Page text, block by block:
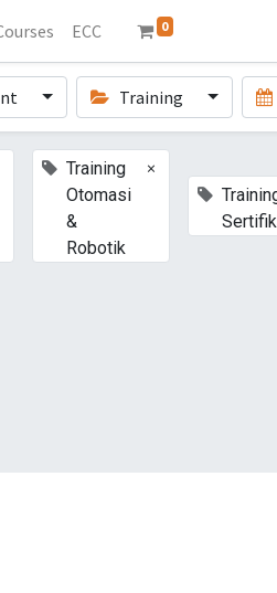
ECC 0
Training
Training
Otomasi
&
Robotik
×